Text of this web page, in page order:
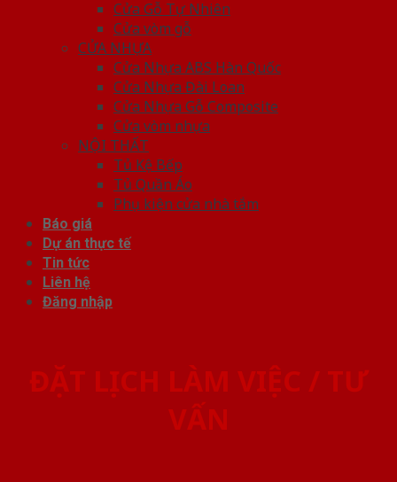
Cửa Gỗ Tự Nhiên
Cửa vòm gỗ
CỬA NHỰA
Cửa Nhựa ABS Hàn Quốc
Cửa Nhựa Đài Loan
Cửa Nhựa Gỗ Composite
Cửa vòm nhựa
NỘI THẤT
Tủ Kệ Bếp
Tủ Quần Áo
Phụ kiện cửa nhà tắm
Báo giá
Dự án thực tế
Tin tức
Liên hệ
Đăng nhập
ĐẶT LỊCH LÀM VIỆC / TƯ
VẤN